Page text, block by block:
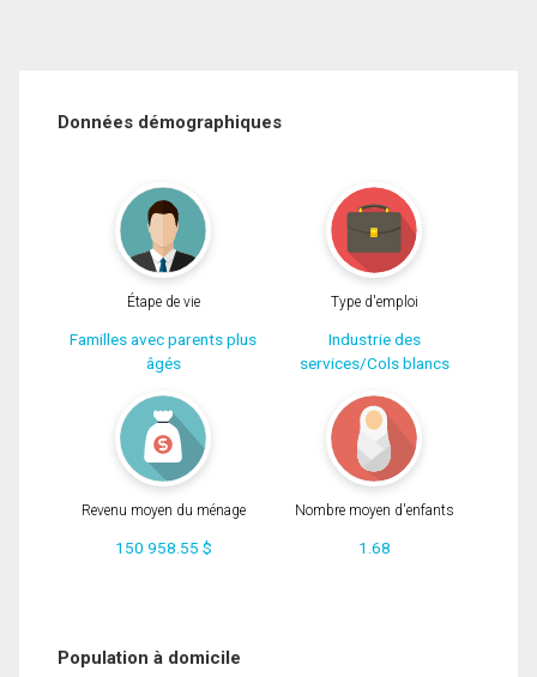
Données démographiques
Étape de vie
Familles avec parents plus
âgés
Type d'emploi
Industrie des
services/Cols blancs
Revenu moyen du ménage
150 958.55 $
Nombre moyen d'enfants
1.68
Population à domicile